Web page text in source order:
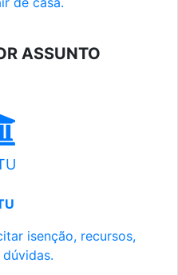
ASSUNTO
isenção, recursos,